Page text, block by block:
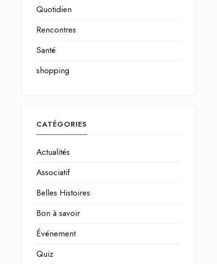
Quotidien
Rencontres
Santé
shopping
CATÉGORIES
Actualités
Associatif
Belles Histoires
Bon à savoir
Événement
Quiz